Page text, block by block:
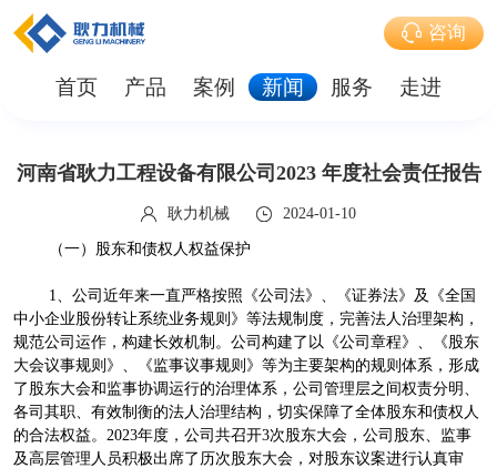
咨询
首页 产品 案例 新闻 服务 走进
河南省耿力工程设备有限公司2023 年度社会责任报告
耿力机械
2024-01-10
（一）股东和债权人权益保护
1、公司近年来一直严格按照《公司法》、《证券法》及《全国
中小企业股份转让系统业务规则》等法规制度，完善法人治理架构，
规范公司运作，构建长效机制。公司构建了以《公司章程》、《股东
大会议事规则》、《监事议事规则》等为主要架构的规则体系，形成
了股东大会和监事协调运行的治理体系，公司管理层之间权责分明、
各司其职、有效制衡的法人治理结构，切实保障了全体股东和债权人
的合法权益。2023年度，公司共召开3次股东大会，公司股东、监事
及高层管理人员积极出席了历次股东大会，对股东议案进行认真审